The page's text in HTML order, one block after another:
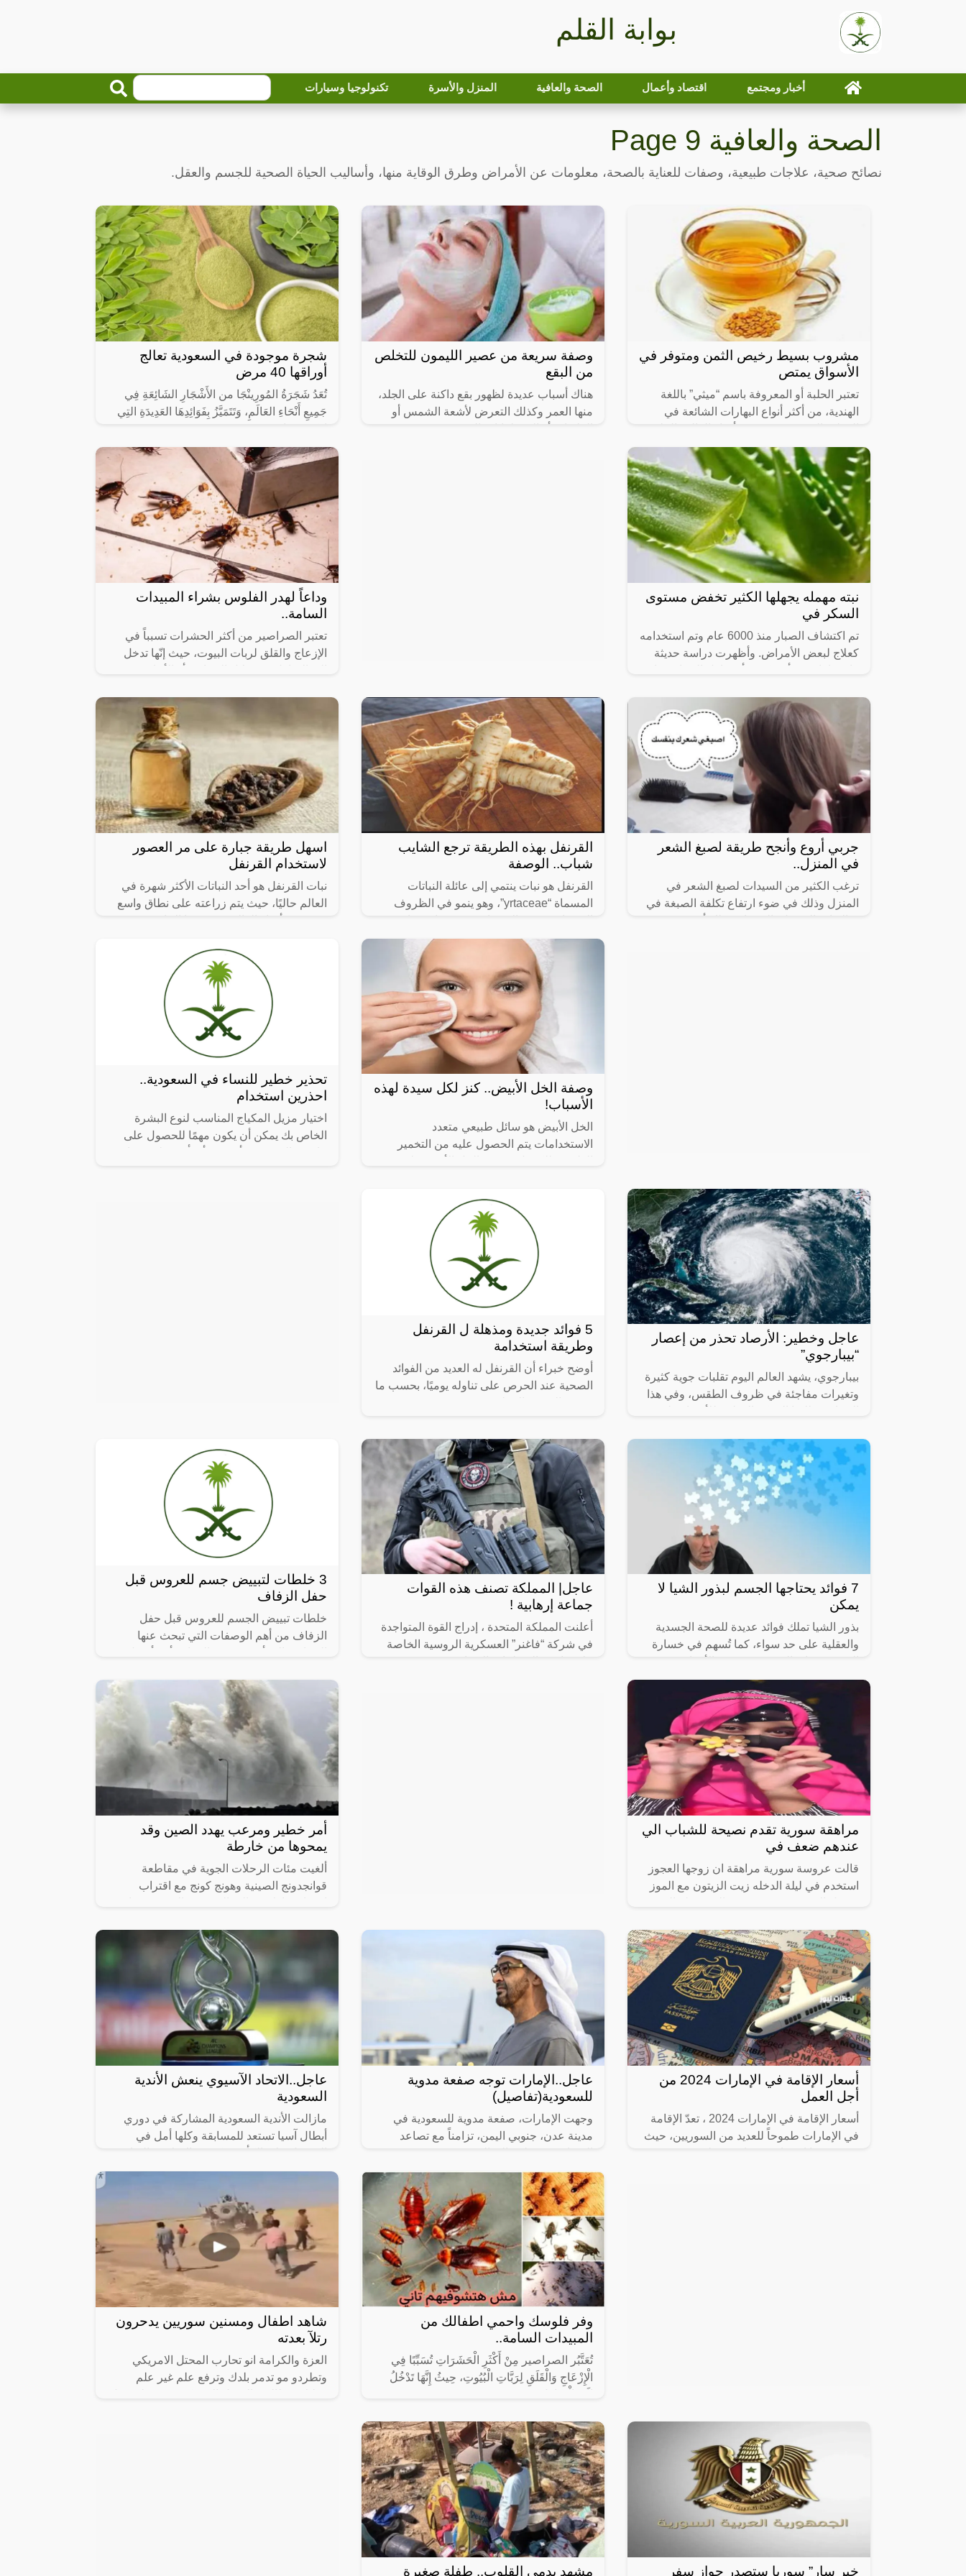
بوابة القلم
أخبار ومجتمع اقتصاد وأعمال الصحة والعافية المنزل والأسرة تكنولوجيا وسيارات
الصحة والعافية Page 9
نصائح صحية، علاجات طبيعية، وصفات للعناية بالصحة، معلومات عن الأمراض وطرق الوقاية منها، وأساليب الحياة الصحية للجسم والعقل.
مشروب بسيط رخيص الثمن ومتوفر في
الأسواق يمتص
تعتبر الحلبة أو المعروفة باسم “ميثي” باللغة
الهندية، من أكثر أنواع البهارات الشائعة في
غنية بمضادات الأكسدة
وصفة سريعة من عصير الليمون للتخلص
من البقع
هناك أسباب عديدة لظهور بقع داكنة على الجلد،
منها العمر وكذلك التعرض لأشعة الشمس أو
شجرة موجودة في السعودية تعالج
أوراقها 40 مرض
تُعَدُ شَجَرَةُ المُورِينْجَا من الأَشْجَارِ الشَائِعَةِ فِي
جَمِيعِ أَنْحَاءِ العَالَمِ، وَتَتَمَيَّزُ بِفَوَائِدِهَا العَدِيدَةِ التِي
نبته مهمله يجهلها الكثير تخفض مستوى
السكر في
تم اكتشاف الصبار منذ 6000 عام وتم استخدامه
كعلاج لبعض الأمراض. وأظهرت دراسة حديثة
وداعاً لهدر الفلوس بشراء المبيدات
السامة..
تعتبر الصراصير من أكثر الحشرات تسبباً في
الإزعاج والقلق لربات البيوت، حيث إنّها تدخل
جربي أروع وأنجح طريقة لصبغ الشعر
في المنزل..
ترغب الكثير من السيدات لصبغ الشعر في
المنزل وذلك في ضوء ارتفاع تكلفة الصبغة في
القرنفل بهذه الطريقة ترجع الشايب
شباب.. الوصفة
القرنفل هو نبات ينتمي إلى عائلة النباتات
المسماة “yrtaceae”، وهو ينمو في الظروف
زهور القرنفل واستخدامها كبهارات في
اسهل طريقة جبارة على مر العصور
لاستخدام القرنفل
نبات القرنفل هو أحد النباتات الأكثر شهرة في
العالم حاليًا، حيث يتم زراعته على نطاق واسع
وصفة الخل الأبيض.. كنز لكل سيدة لهذه
الأسباب!
الخل الأبيض هو سائل طبيعي متعدد
الاستخدامات يتم الحصول عليه من التخمير
تحذير خطير للنساء في السعودية..
احذرين استخدام
اختيار مزيل المكياج المناسب لنوع البشرة
الخاص بك يمكن أن يكون مهمًا للحصول على
عاجل وخطير: الأرصاد تحذر من إعصار
“بيبارجوي”
بيبارجوي، يشهد العالم اليوم تقلبات جوية كثيرة
وتغيرات مفاجئة في ظروف الطقس، وفي هذا
5 فوائد جديدة ومذهلة ل القرنفل
وطريقة استخدامة
أوضح خبراء أن القرنفل له العديد من الفوائد
الصحية عند الحرص على تناوله يوميًا، بحسب ما
7 فوائد يحتاجها الجسم لبذور الشيا لا
يمكن
بذور الشيا تملك فوائد عديدة للصحة الجسدية
والعقلية على حد سواء، كما تُسهم في خسارة
الخطيرة؛ مثل الأمراض القلبية والأمراض
عاجل| المملكة تصنف هذه القوات
جماعة إرهابية !
أعلنت المملكة المتحدة ، إدراج القوة المتواجدة
في شركة “فاغنر” العسكرية الروسية الخاصة
3 خلطات لتبييض جسم للعروس قبل
حفل الزفاف
خلطات تبييض الجسم للعروس قبل حفل
الزفاف من أهم الوصفات التي تبحث عنها
مراهقة سورية تقدم نصيحة للشباب الي
عندهم ضعف في
قالت عروسة سورية مراهقة ان زوجها العجوز
استخدم في ليلة الدخله زيت الزيتون مع الموز
أمر خطير ومرعب يهدد الصين وقد
يمحوها من خارطة
ألغيت مئات الرحلات الجوية في مقاطعة
قوانجدونج الصينية وهونج كونج مع اقتراب
أسعار الإقامة في الإمارات 2024 من
أجل العمل
أسعار الإقامة في الإمارات 2024 ، تعدّ الإقامة
في الإمارات طموحاً للعديد من السوريين، حيث
عاجل..الإمارات توجه صفعة مدوية
للسعودية(تفاصيل)
وجهت الإمارات، صفعة مدوية للسعودية في
مدينة عدن، جنوبي اليمن، تزامناً مع تصاعد
عاجل..الاتحاد الآسيوي ينعش الأندية
السعودية
مازالت الأندية السعودية المشاركة في دوري
أبطال آسيا تستعد للمسابقة وكلها أمل في
“عبدالعزيز المريسل” مفاجأة من العيار
وفر فلوسك واحمي اطفالك من
المبيدات السامة..
تُعَتَّبُر الصراصير مِنْ أَكْثَرِ الْحَشَرَاتِ تُسَبِّبًا فِي
الْإِزْعَاجِ وَالْقَلَقِ لِرَبَّاتِ الْبُيُوتِ، حِيثُ إِنَّهَا تَدْخُلُ
شاهد اطفال ومسنين سوريين يدحرون
رتلآ بعدته
العزة والكرامة انو تحارب المحتل الامريكي
وتطردو مو تدمر بلدك وترفع علم غير علم
خبر سار” سوريا ستصدر جواز سفر مشهد يدمي القلوب.. طفلة صغيرة